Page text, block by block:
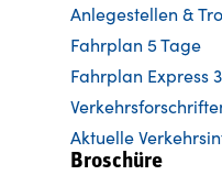
Anlegestellen &
Fahrplan 5 Tage
Fahrplan Express
Aktuelle
Broschüre